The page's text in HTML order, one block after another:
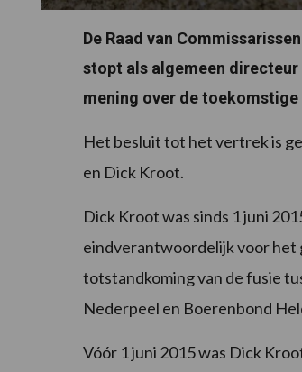
De Raad van
stopt als algemeen directeur
mening over de
Het besluit tot het vertrek is
en Dick Kroot.
Dick Kroot was sinds 1 juni
eindverantwoordelijk voor het
totstandkoming van de fusie
Nederpeel en Boerenbond
Vóór 1 juni 2015 was Dick